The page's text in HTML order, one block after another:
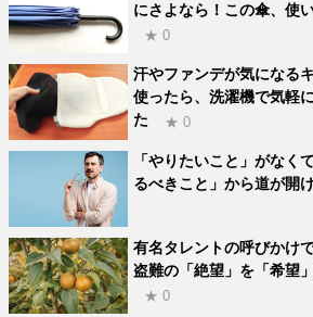
にさよなら！この傘、使
★ 0
汗やファンデが気になる
使ったら、洗濯機で気軽
た
★ 0
「やりたいこと」がなく
るべきこと」から道が開
有名タレントの呼びかけ
盗難の「絶望」を「希望
★ 0